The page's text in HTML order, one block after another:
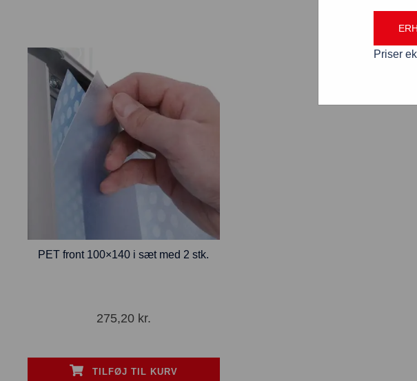
PET front 100×140 i sæt med 2 stk.
275,20 kr.
TILFØJ TIL KURV
Priser